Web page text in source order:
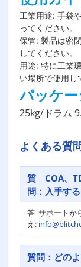
工業用途: 手袋
ってください。
保管: 製品は密
してください。
用途: 特に工業
い場所で使用し
パッケー
25kg/ドラム
よくある質
質
問：
COA、
入手す
答
え:
サポートか
質問： どの